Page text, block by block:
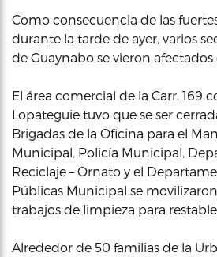
Como consecuencia de las
durante la tarde de ayer, varios
de Guaynabo se vieron
El área comercial de la Carr. 169
Lopateguie tuvo que se ser
Brigadas de la Oficina para el
Municipal, Policía Municipal,
Reciclaje – Ornato y el
Públicas Municipal se
trabajos de limpieza para
Alrededor de 50 familias de la